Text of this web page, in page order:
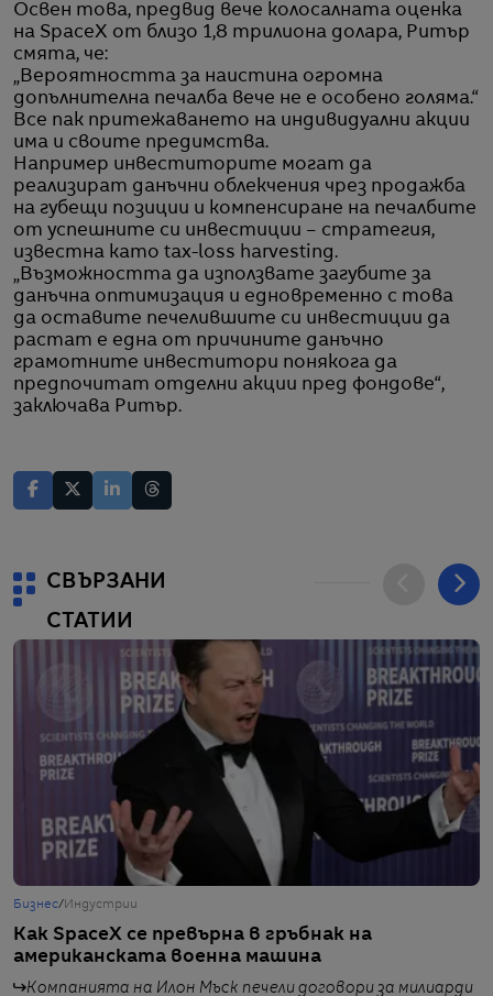
Освен това, предвид вече колосалната оценка
на SpaceX от близо 1,8 трилиона долара, Ритър
смята, че:
„Вероятността за наистина огромна
допълнителна печалба вече не е особено голяма.“
Все пак притежаването на индивидуални акции
има и своите предимства.
Например инвеститорите могат да
реализират данъчни облекчения чрез продажба
на губещи позиции и компенсиране на печалбите
от успешните си инвестиции – стратегия,
известна като tax-loss harvesting.
„Възможността да използвате загубите за
данъчна оптимизация и едновременно с това
да оставите печелившите си инвестиции да
растат е една от причините данъчно
грамотните инвеститори понякога да
предпочитат отделни акции пред фондове“,
заключава Ритър.
СВЪРЗАНИ
СТАТИИ
Бизнес/Индустрии
Как SpaceX се превърна в гръбнак на
американската военна машина
Компанията на Илон Мъск печели договори за милиарди